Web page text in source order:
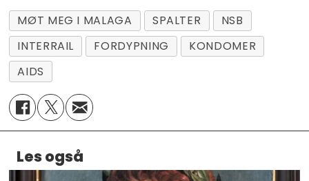
MØT MEG I MALAGA SPALTER
NSB
INTERRAIL
FORDYPNING
KONDOMER
AIDS
Les også